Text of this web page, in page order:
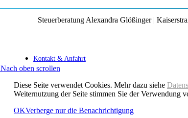
Kontakt & Anfahrt
Steuerberatung Alexandra Glößinger |
Nach oben scrollen
Diese Seite verwendet Cookies. Mehr dazu siehe
Weiternutzung der Seite stimmen Sie der Verwendung
OKVerberge nur die Benachrichtigung